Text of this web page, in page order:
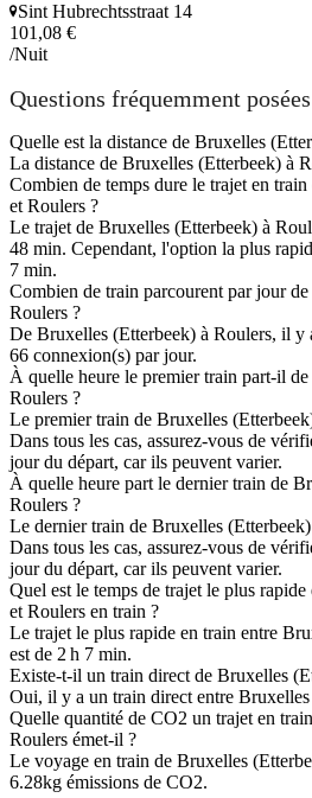
Sint Hubrechtsstraat 14
101,08 €
/Nuit
Questions fréquemment posées
Quelle est la distance de Bruxelles
La distance de Bruxelles (Etterbeek) à
Combien de temps dure le trajet en
et Roulers ?
Le trajet de Bruxelles (Etterbeek) à
48 min. Cependant, l'option la plus
7 min.
Combien de train parcourent par jour
Roulers ?
De Bruxelles (Etterbeek) à Roulers, il y
66 connexion(s) par jour.
À quelle heure le premier train part-il
Roulers ?
Le premier train de Bruxelles
Dans tous les cas, assurez-vous de
jour du départ, car ils peuvent varier.
À quelle heure part le dernier train de
Roulers ?
Le dernier train de Bruxelles
Dans tous les cas, assurez-vous de
jour du départ, car ils peuvent varier.
Quel est le temps de trajet le plus
et Roulers en train ?
Le trajet le plus rapide en train entre
est de 2 h 7 min.
Existe-t-il un train direct de Bruxelles
Oui, il y a un train direct entre
Quelle quantité de CO2 un trajet en
Roulers émet-il ?
Le voyage en train de Bruxelles
6.28kg émissions de CO2.